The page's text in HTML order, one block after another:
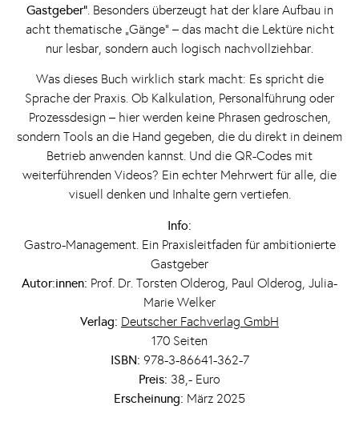
Gastgeber“. Besonders überzeugt hat der klare Aufbau in
acht thematische „Gänge“ – das macht die Lektüre nicht
nur lesbar, sondern auch logisch nachvollziehbar.
Was dieses Buch wirklich stark macht: Es spricht die
Sprache der Praxis. Ob Kalkulation, Personalführung oder
Prozessdesign – hier werden keine Phrasen gedroschen,
sondern Tools an die Hand gegeben, die du direkt in deinem
Betrieb anwenden kannst. Und die QR-Codes mit
weiterführenden Videos? Ein echter Mehrwert für alle, die
visuell denken und Inhalte gern vertiefen.
Info:
Gastro-Management. Ein Praxisleitfaden für ambitionierte
Gastgeber
Autor:innen: Prof. Dr. Torsten Olderog, Paul Olderog, Julia-
Marie Welker
Verlag: Deutscher Fachverlag GmbH
170 Seiten
ISBN: 978-3-86641-362-7
Preis: 38,- Euro
Erscheinung: März 2025